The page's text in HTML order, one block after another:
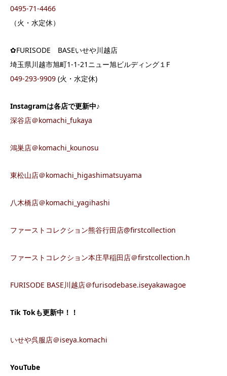
0495-71-4466
（火・水定休）
✿FURISODE BASEいせや川越店
埼玉県川越市旭町1-1-21ニュー旭ビルディング１F
049-293-9909 (火・水定休)
Instagramは各店で更新中♪
深谷店＠komachi_fukaya
鴻巣店＠komachi_kounosu
東松山店＠komachi_higashimatsuyama
八木橋店＠komachi_yagihashi
ファーストコレクション熊谷行田店@firstcollection
ファーストコレクション本庄早稲田店＠firstcollection.h
FURISODE BASE川越店＠furisodebase.iseyakawagoe
Tik Tokも更新中！！
いせや呉服店＠iseya.komachi
YouTube